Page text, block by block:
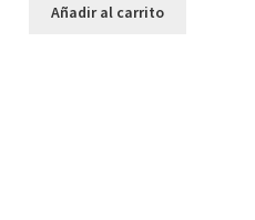
Añadir al carrito